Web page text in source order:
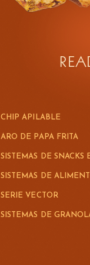
CHIP APILABLE
ARO DE PAPA FRITA
SISTEMAS DE SNACKS
SISTEMAS DE
SERIE VECTOR
SISTEMAS DE